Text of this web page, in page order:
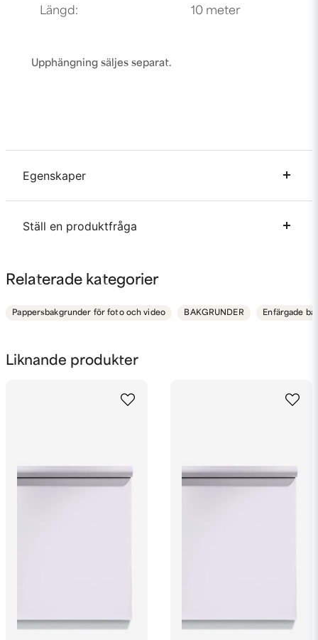
Liknande produkter
Längd: 10 meter
Upphängning säljes separat.
Egenskaper
Bredd
Ställ en produktfråga
Fråga oss något om denna produkten...
Ja, ni får publicera min fråga
Relaterade kategorier
Pappersbakgrunder för foto och video BAKGRUNDER Enfärgade